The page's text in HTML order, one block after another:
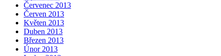
Červenec 2013
Červen 2013
Květen 2013
Duben 2013
Březen 2013
Únor 2013